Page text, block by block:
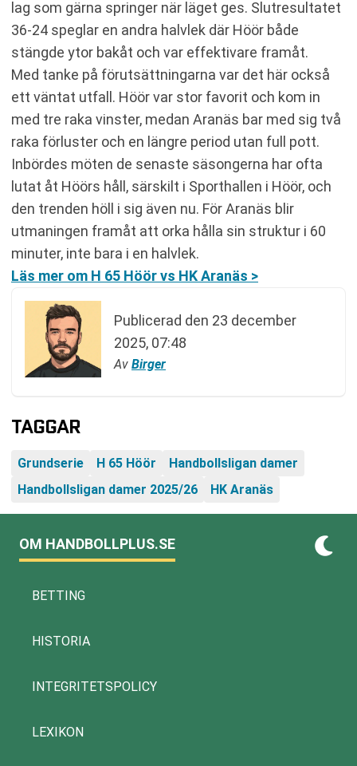
lag som gärna springer när läget ges. Slutresultatet
36-24 speglar en andra halvlek där Höör både
stängde ytor bakåt och var effektivare framåt.
Med tanke på förutsättningarna var det här också
ett väntat utfall. Höör var stor favorit och kom in
med tre raka vinster, medan Aranäs bar med sig två
raka förluster och en längre period utan full pott.
Inbördes möten de senaste säsongerna har ofta
lutat åt Höörs håll, särskilt i Sporthallen i Höör, och
den trenden höll i sig även nu. För Aranäs blir
utmaningen framåt att orka hålla sin struktur i 60
minuter, inte bara i en halvlek.
Läs mer om H 65 Höör vs HK Aranäs >
Publicerad den 23 december
2025, 07:48
Av Birger
TAGGAR
Grundserie H 65 Höör
Handbollsligan damer
Handbollsligan damer 2025/26
HK Aranäs
OM HANDBOLLPLUS.SE
BETTING
HISTORIA
INTEGRITETSPOLICY
LEXIKON